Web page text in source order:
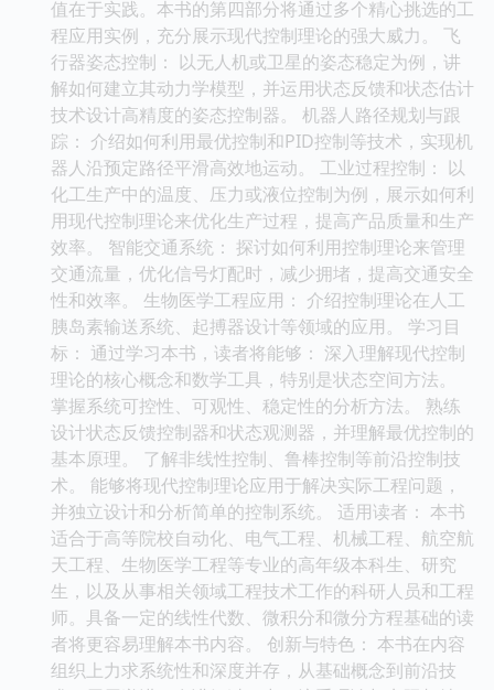
值在于实践。本书的第四部分将通过多个精心挑选的工
程应用实例，充分展示现代控制理论的强大威力。 飞
行器姿态控制： 以无人机或卫星的姿态稳定为例，讲
解如何建立其动力学模型，并运用状态反馈和状态估计
技术设计高精度的姿态控制器。 机器人路径规划与跟
踪： 介绍如何利用最优控制和PID控制等技术，实现机
器人沿预定路径平滑高效地运动。 工业过程控制： 以
化工生产中的温度、压力或液位控制为例，展示如何利
用现代控制理论来优化生产过程，提高产品质量和生产
效率。 智能交通系统： 探讨如何利用控制理论来管理
交通流量，优化信号灯配时，减少拥堵，提高交通安全
性和效率。 生物医学工程应用： 介绍控制理论在人工
胰岛素输送系统、起搏器设计等领域的应用。 学习目
标： 通过学习本书，读者将能够： 深入理解现代控制
理论的核心概念和数学工具，特别是状态空间方法。
掌握系统可控性、可观性、稳定性的分析方法。 熟练
设计状态反馈控制器和状态观测器，并理解最优控制的
基本原理。 了解非线性控制、鲁棒控制等前沿控制技
术。 能够将现代控制理论应用于解决实际工程问题，
并独立设计和分析简单的控制系统。 适用读者： 本书
适合于高等院校自动化、电气工程、机械工程、航空航
天工程、生物医学工程等专业的高年级本科生、研究
生，以及从事相关领域工程技术工作的科研人员和工程
师。具备一定的线性代数、微积分和微分方程基础的读
者将更容易理解本书内容。 创新与特色： 本书在内容
组织上力求系统性和深度并存，从基础概念到前沿技